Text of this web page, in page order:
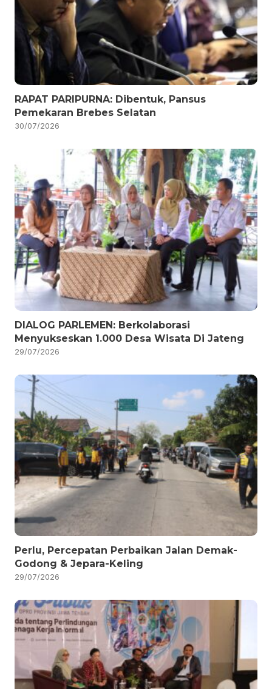
RAPAT PARIPURNA: Dibentuk, Pansus
Pemekaran Brebes Selatan
30/07/2026
DIALOG PARLEMEN: Berkolaborasi
Menyukseskan 1.000 Desa Wisata Di Jateng
29/07/2026
Perlu, Percepatan Perbaikan Jalan Demak-
Godong & Jepara-Keling
29/07/2026